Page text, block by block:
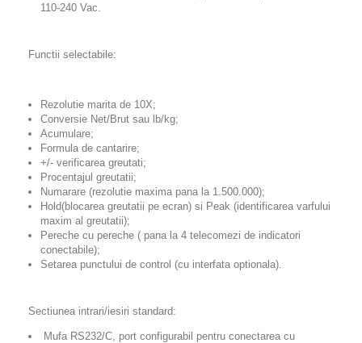
110-240 Vac.
Functii selectabile:
Rezolutie marita de 10X;
Conversie Net/Brut sau lb/kg;
Acumulare;
Formula de cantarire;
+/- verificarea greutati;
Procentajul greutatii;
Numarare (rezolutie maxima pana la 1.500.000);
Hold(blocarea greutatii pe ecran) si Peak (identificarea varfului
maxim al greutatii);
Pereche cu pereche ( pana la 4 telecomezi de indicatori
conectabile);
Setarea punctului de control (cu interfata optionala).
Sectiunea intrari/iesiri standard:
Mufa RS232/C, port configurabil pentru conectarea cu